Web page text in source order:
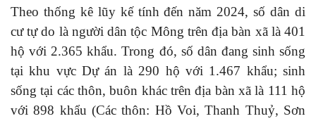
Theo thống kê lũy kế tính đến năm 2024, số dân di
cư tự do là người dân tộc Mông trên địa bàn xã là 401
hộ với 2.365 khẩu. Trong đó, số dân đang sinh sống
tại khu vực Dự án là 290 hộ với 1.467 khẩu; sinh
sống tại các thôn, buôn khác trên địa bàn xã là 111 hộ
với 898 khẩu (Các thôn: Hồ Voi, Thanh Thuỷ, Sơn